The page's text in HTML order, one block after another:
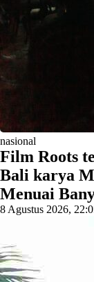
nasional
Film Roots
Bali karya
Menuai
8 Agustus 2026,